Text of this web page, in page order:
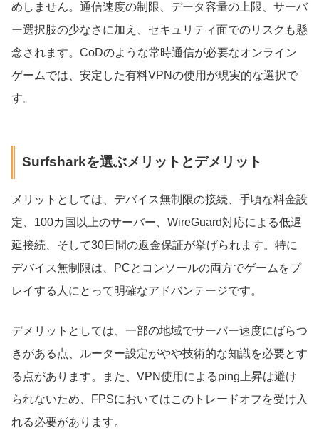
めしません。通信速度の制限、データ容量の上限、サーバ
ー選択肢の少なさに加え、セキュリティ面でのリスクも懸
念されます。CoDのような常時通信が必要なオンライン
ゲームでは、安定した有料VPNの使用が現実的な選択で
す。
Surfsharkを選ぶメリットとデメリット
メリットとしては、デバイス無制限の接続、手頃な料金設
定、100カ国以上のサーバー、WireGuard対応による低遅
延接続、そして30日間の返金保証が挙げられます。特に
デバイス無制限は、PCとコンソールの両方でゲームをプ
レイする人にとって明確なアドバンテージです。
デメリットとしては、一部の地域でサーバー速度にばらつ
きがある点、ルーター設定がやや技術的な知識を必要とす
る点があります。また、VPN使用によるping上昇は避け
られないため、FPSにおいてはこのトレードオフを受け入
れる必要があります。